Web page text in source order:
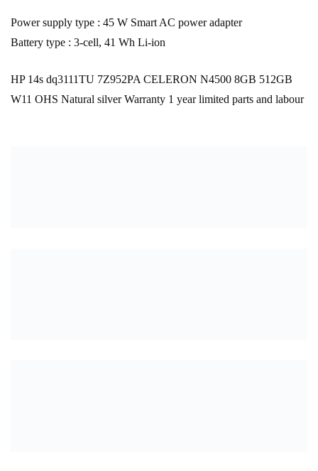
Power supply type : 45 W Smart AC power adapter
Battery type : 3-cell, 41 Wh Li-ion
HP 14s dq3111TU 7Z952PA CELERON N4500 8GB 512GB
W11 OHS Natural silver Warranty 1 year limited parts and labour